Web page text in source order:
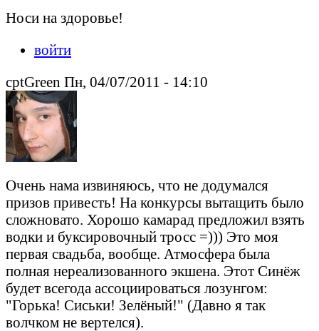
Носи на здоровье!
войти
cptGreen Пн, 04/07/2011 - 14:10
Очень нама извиняюсь, что не додумался
призов привесть! На конкурсы вытащить было
сложновато. Хорошо камарад предложил взять
водки и буксировочный тросс =))) Это моя
первая свадьба, вообще. Атмосфера была
полная нереализованного экшена. Этот Синёж
будет всегода ассоциироваться лозунгом:
"Горька! Сиськи! Зелёный!" (Давно я так
волчком не вертелся).